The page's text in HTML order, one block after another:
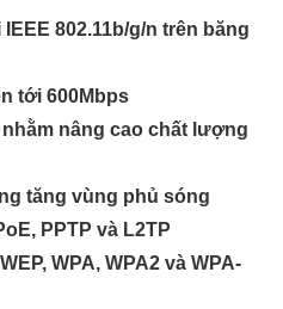
802.11b/g/n trên băng
tới 600Mbps
nâng cao chất lượng
tăng vùng phủ sóng
PPTP và L2TP
WPA, WPA2 và WPA-